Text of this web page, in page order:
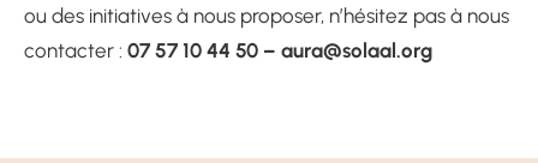
ou des initiatives à nous proposer, n’hésitez pas à nous
contacter : 07 57 10 44 50 – aura@solaal.org